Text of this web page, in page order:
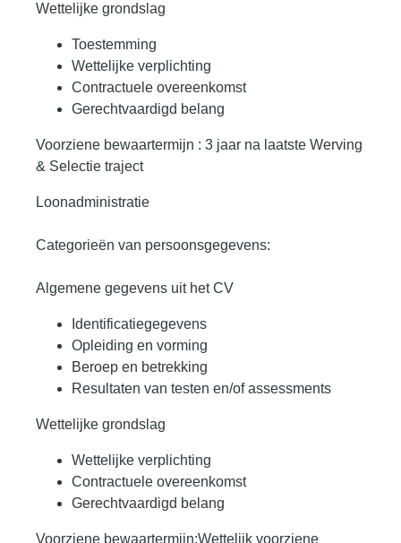
Wettelijke grondslag
Toestemming
Wettelijke verplichting
Contractuele overeenkomst
Gerechtvaardigd belang
Voorziene bewaartermijn : 3 jaar na laatste Werving
& Selectie traject
Loonadministratie
Categorieën van persoonsgegevens:
Algemene gegevens uit het CV
Identificatiegegevens
Opleiding en vorming
Beroep en betrekking
Resultaten van testen en/of assessments
Wettelijke grondslag
Wettelijke verplichting
Contractuele overeenkomst
Gerechtvaardigd belang
Voorziene bewaartermijn:Wettelijk voorziene